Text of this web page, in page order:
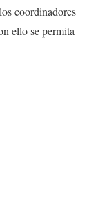
coordinadores
ello se permita